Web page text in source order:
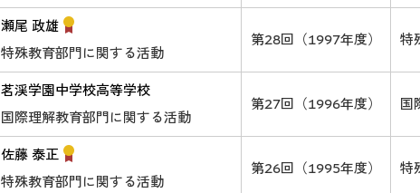
瀬尾 政雄
特殊教育部門に関する活動
第28回（1997年度） 特
茗渓学園中学校高等学校
国際理解教育部門に関する活動
第27回（1996年度） 国
佐藤 泰正
特殊教育部門に関する活動
第26回（1995年度） 特